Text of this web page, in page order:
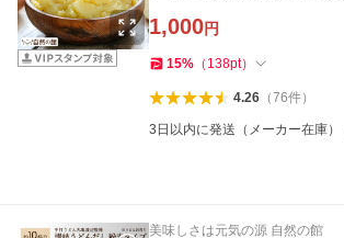
1,000円
15% （ 138pt）
4.26（76件）
3日以内に発送（メーカー在庫）
美味しさは元気の源 自然の館